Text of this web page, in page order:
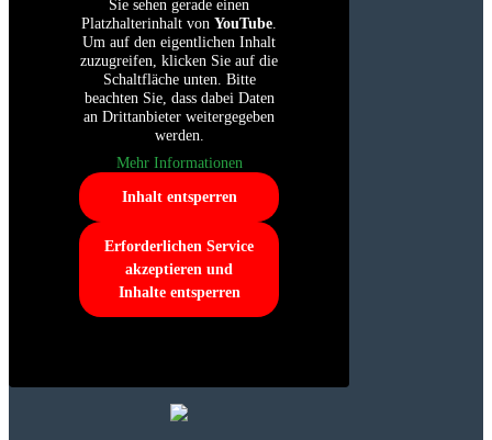
Sie sehen gerade einen
Platzhalterinhalt von YouTube.
Um auf den eigentlichen Inhalt
zuzugreifen, klicken Sie auf die
Schaltfläche unten. Bitte
beachten Sie, dass dabei Daten
an Drittanbieter weitergegeben
werden.
Mehr Informationen
Inhalt entsperren
Erforderlichen Service
akzeptieren und
Inhalte entsperren